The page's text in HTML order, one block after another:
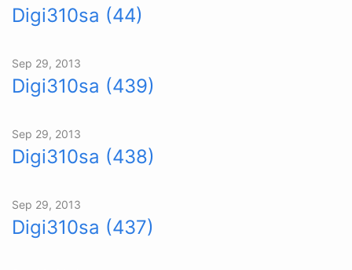
Digi310sa (44)
Sep 29, 2013
Digi310sa (439)
Sep 29, 2013
Digi310sa (438)
Sep 29, 2013
Digi310sa (437)